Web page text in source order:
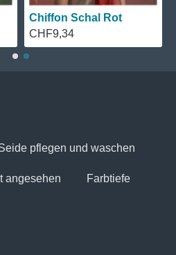
Chiffon Schal Rot
CHF9,34
pflegen und waschen
angesehen Farbtiefe